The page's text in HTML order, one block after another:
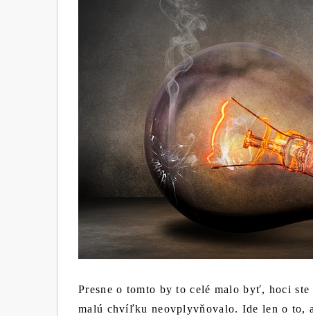
Presne o tomto by to celé malo byť, hoci
malú chvíľku neovplyvňovalo. Ide len o to,